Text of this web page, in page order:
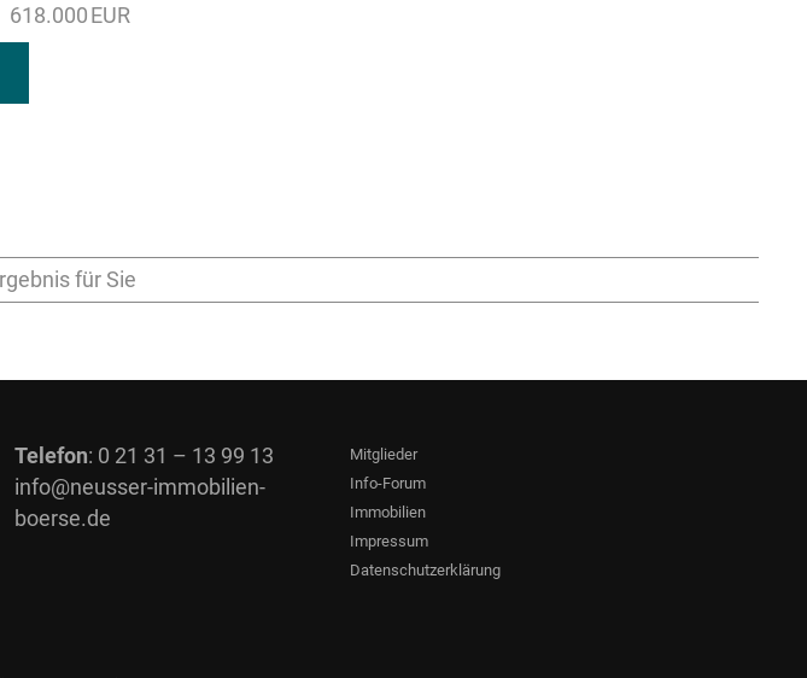
618.000 EUR
für Sie
Telefon: 0 21 31 – 13 99 13
info@neusser-immobilien-
boerse.de
Mitglieder
Info-Forum
Immobilien
Impressum
Datenschutzerklärung